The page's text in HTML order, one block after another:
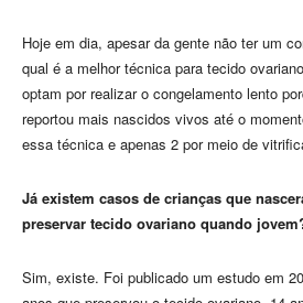
Hoje em dia, apesar da gente não ter um
qual é a melhor técnica para tecido
optam por realizar o congelamento lento
reportou mais nascidos vivos até o
essa técnica e apenas 2 por meio de
Já existem casos de crianças que
preservar tecido ovariano quando
Sim, existe. Foi publicado um estudo em